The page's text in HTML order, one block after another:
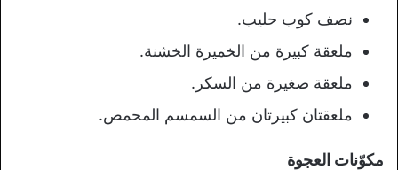
نصف كوب حليب.
ملعقة كبيرة من الخميرة الخشنة.
ملعقة صغيرة من السكر.
ملعقتان كبيرتان من السمسم المحمص.
مكوّنات العجوة